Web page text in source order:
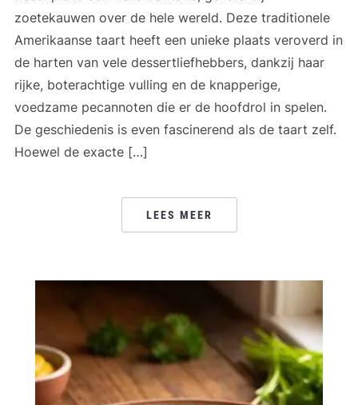
zoetekauwen over de hele wereld. Deze traditionele
Amerikaanse taart heeft een unieke plaats veroverd in
de harten van vele dessertliefhebbers, dankzij haar
rijke, boterachtige vulling en de knapperige,
voedzame pecannoten die er de hoofdrol in spelen.
De geschiedenis is even fascinerend als de taart zelf.
Hoewel de exacte […]
LEES MEER